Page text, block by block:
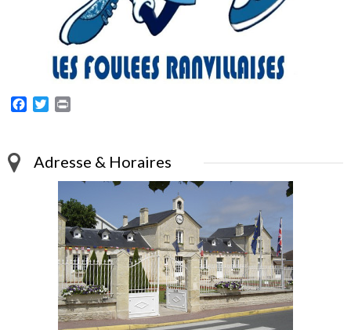
Facebook
Twitter
Adresse & Horaires